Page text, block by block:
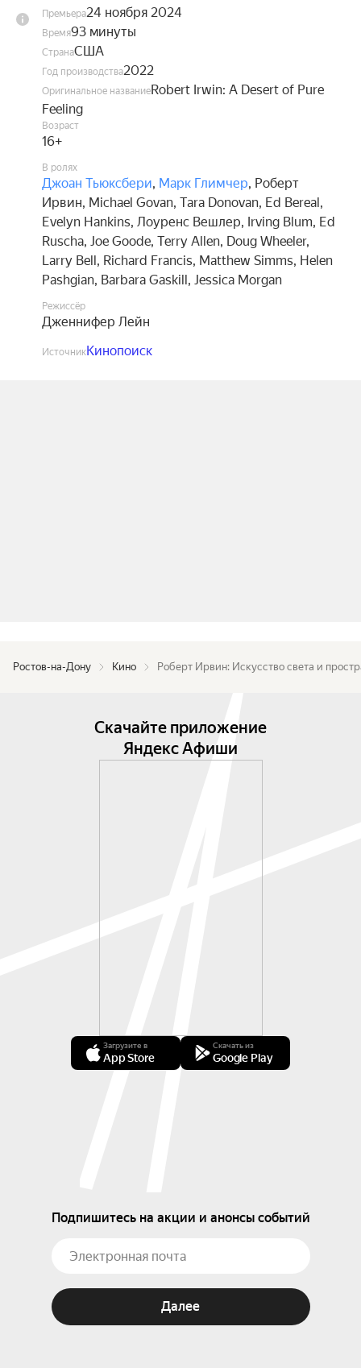
Премьера24 ноября 2024
Время93 минуты
СтранаСША
Год производства2022
Оригинальное названиеRobert Irwin: A Desert of Pure
Feeling
Возраст
16+
В ролях
Джоан Тьюксбери, Марк Глимчер, Роберт
Ирвин, Michael Govan, Tara Donovan, Ed Bereal,
Evelyn Hankins, Лоуренс Вешлер, Irving Blum, Ed
Ruscha, Joe Goode, Terry Allen, Doug Wheeler,
Larry Bell, Richard Francis, Matthew Simms, Helen
Pashgian, Barbara Gaskill, Jessica Morgan
Режиссёр
Дженнифер Лейн
ИсточникКинопоиск
Ростов-на-Дону Кино Роберт Ирвин: Искусство света и
Скачайте приложение
Яндекс Афиши
Загрузите в
App Store
Скачать из
Google Play
Подпишитесь на акции и анонсы событий
Далее